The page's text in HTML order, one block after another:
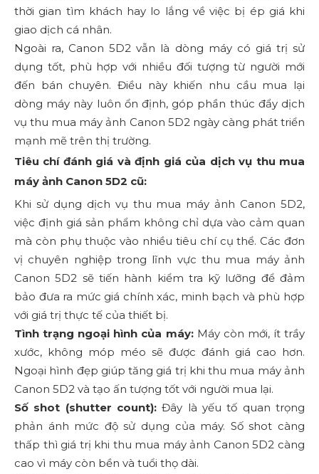
thời gian tìm khách hay lo lắng về việc bị ép giá khi
giao dịch cá nhân.
Ngoài ra, Canon 5D2 vẫn là dòng máy có giá trị sử
dụng tốt, phù hợp với nhiều đối tượng từ người mới
đến bán chuyên. Điều này khiến nhu cầu mua lại
dòng máy này luôn ổn định, góp phần thúc đẩy dịch
vụ thu mua máy ảnh Canon 5D2 ngày càng phát triển
mạnh mẽ trên thị trường.
Tiêu chí đánh giá và định giá của dịch vụ thu mua
máy ảnh Canon 5D2 cũ:
Khi sử dụng dịch vụ thu mua máy ảnh Canon 5D2,
việc định giá sản phẩm không chỉ dựa vào cảm quan
mà còn phụ thuộc vào nhiều tiêu chí cụ thể. Các đơn
vị chuyên nghiệp trong lĩnh vực thu mua máy ảnh
Canon 5D2 sẽ tiến hành kiểm tra kỹ lưỡng để đảm
bảo đưa ra mức giá chính xác, minh bạch và phù hợp
với giá trị thực tế của thiết bị.
Tình trạng ngoại hình của máy:Máy còn mới, ít trầy
xước, không móp méo sẽ được đánh giá cao hơn.
Ngoại hình đẹp giúp tăng giá trị khi thu mua máy ảnh
Canon 5D2 và tạo ấn tượng tốt với người mua lại.
Số shot (shutter count): Đây là yếu tố quan trọng
phản ánh mức độ sử dụng của máy. Số shot càng
thấp thì giá trị khi thu mua máy ảnh Canon 5D2 càng
cao vì máy còn bền và tuổi thọ dài.